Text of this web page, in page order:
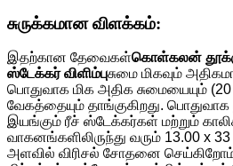
சுருக்கமான விளக்கம்:
இதற்கான தேவைகள்கொள்கலன்
ஸ்டேக்கர் விளிம்புசுமை மிகவும்
பொதுவாக மிக அதிக சுமையையும்
வேகத்தையும் தாங்குகிறது.
இயங்கும் ரீச் ஸ்டேக்கர்கள் மற்றும்
வாகனங்களிலிருந்து வரும் 13.00 x
அளவில் விரிசல் சோதனை